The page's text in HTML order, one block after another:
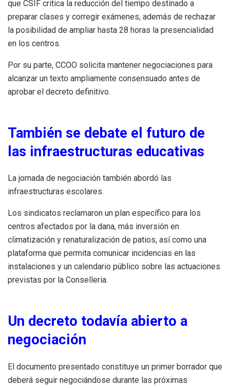
que CSIF critica la reducción del tiempo destinado a
preparar clases y corregir exámenes, además de rechazar
la posibilidad de ampliar hasta 28 horas la presencialidad
en los centros.
Por su parte, CCOO solicita mantener negociaciones para
alcanzar un texto ampliamente consensuado antes de
aprobar el decreto definitivo.
También se debate el futuro de
las infraestructuras educativas
La jornada de negociación también abordó las
infraestructuras escolares.
Los sindicatos reclamaron un plan específico para los
centros afectados por la dana, más inversión en
climatización y renaturalización de patios, así como una
plataforma que permita comunicar incidencias en las
instalaciones y un calendario público sobre las actuaciones
previstas por la Conselleria.
Un decreto todavía abierto a
negociación
El documento presentado constituye un primer borrador que
deberá seguir negociándose durante las próximas